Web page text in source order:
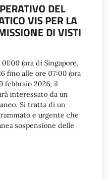
DEL
VIS PER LA
DI VISTI
(ora di Singapore,
fino alle ore 07:00 (ora
febbraio 2026, il
interessato da un
Si tratta di un
e urgente che
sospensione delle